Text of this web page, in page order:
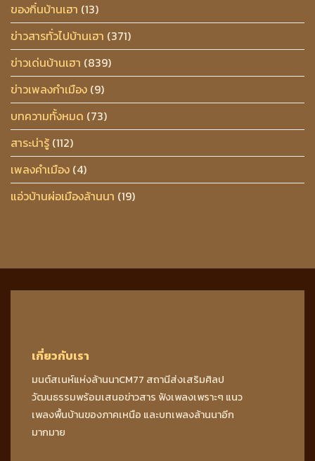
ของกิ๋นบ้านเฮา (13)
ข่าวสารทั่วไปบ้านเฮา (371)
ข่าวเด่นบ้านเฮา (839)
ข่าวเพลงกำเมือง (9)
บทความทั้งหมด (73)
สาระน่ารู้ (112)
เพลงคำเมือง (4)
แอ่วบ้านผ่อเมืองล้านนา (19)
เกี่ยวกับเรา
มนต์สเนห์แห่งล้านนาCM77 สถานีส่งเสริมศิลป
วัฒนธรรมพร้อมเสนอข่าวสาร ฟังเพลงเพราะๆ แนว
เพลงพื้นบ้านของภาคเหนือ และบทเพลงล้านนาอีก
มากมาย